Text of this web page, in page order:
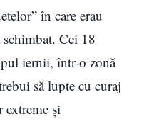
în care erau
Cei 18
iernii, într-o zonă
să lupte cu curaj
și